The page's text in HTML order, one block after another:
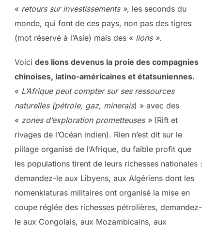
« retours sur investissements », les seconds du
monde, qui font de ces pays, non pas des tigres
(mot réservé à l’Asie) mais des « lions ».
Voici des lions devenus la proie des compagnies
chinoises, latino-américaines et étatsuniennes.
« L’Afrique peut compter sur ses ressources
naturelles (pétrole, gaz, minerais) » avec des
« zones d’exploration prometteuses »(Rift et
rivages de l’Océan indien). Rien n’est dit sur le
pillage organisé de l’Afrique, du faible profit que
les populations tirent de leurs richesses nationales :
demandez-le aux Libyens, aux Algériens dont les
nomenklaturas militaires ont organisé la mise en
coupe réglée des richesses pétrolières, demandez-
le aux Congolais, aux Mozambicains, aux